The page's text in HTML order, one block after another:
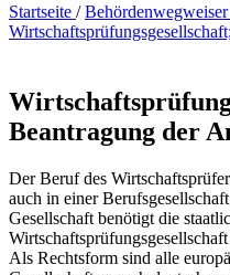
Startseite / Behördenwegweiser
Beantragung der
Der Beruf des
auch in einer
Gesellschaft benötigt die
Als Rechtsform sind alle